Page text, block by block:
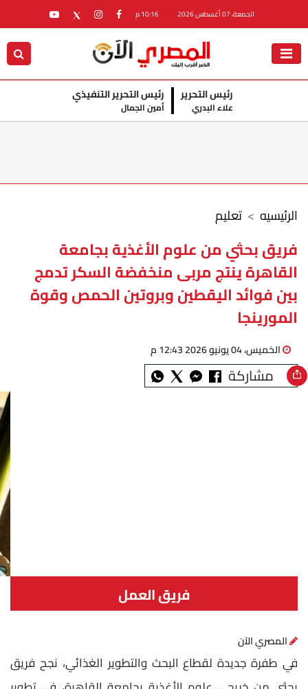
الجمعة، 07 أغسطس 2026
رئيس التحرير
علاء البدري
رئيس التحرير التنفيذي
أمين الجمال
تعليم الرئيسيه
فريق بحثي من علوم الأغذية بجامعة
القاهرة ينتج مربى منخفضة السكر تدمج
بين فوائد اليقطين وبروتين الحمص وقوة
المورينجا
الخميس، 04 يونيو 2026 12:43 م
مشاركة
فريق العمل
المصري الآن
في طفرة جديدة لقطاع البحث والتطوير الغذائي، نجح فريق